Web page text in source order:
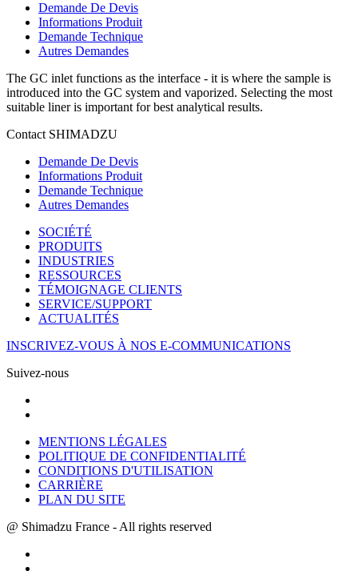
Demande De Devis
Informations Produit
Demande Technique
Autres Demandes
The GC inlet functions as the interface - it is where the sample is
introduced into the GC system and vaporized. Selecting the most
suitable liner is important for best analytical results.
Contact SHIMADZU
Demande De Devis
Informations Produit
Demande Technique
Autres Demandes
SOCIÉTÉ
PRODUITS
INDUSTRIES
RESSOURCES
TÉMOIGNAGE CLIENTS
SERVICE/SUPPORT
ACTUALITÉS
INSCRIVEZ-VOUS À NOS E-COMMUNICATIONS
Suivez-nous
MENTIONS LÉGALES
POLITIQUE DE CONFIDENTIALITÉ
CONDITIONS D'UTILISATION
CARRIÈRE
PLAN DU SITE
@ Shimadzu France - All rights reserved